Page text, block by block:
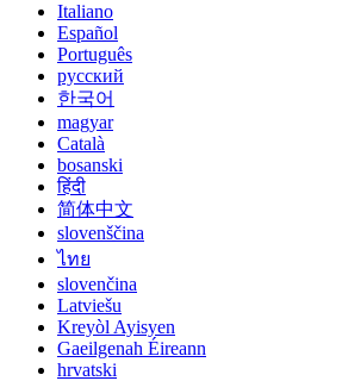
Italiano
Español
Português
русский
한국어
magyar
Català
bosanski
हिंदी
简体中文
slovenščina
ไทย
slovenčina
Latviešu
Kreyòl Ayisyen
Gaeilgenah Éireann
hrvatski